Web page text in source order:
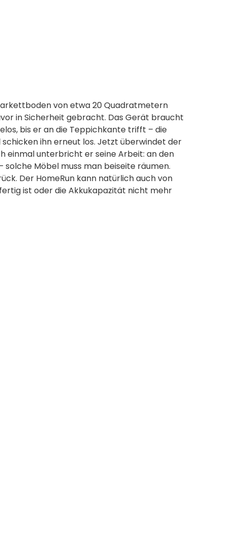
von etwa 20 Quadratmetern
in Sicherheit gebracht. Das Gerät braucht
bis er an die Teppichkante trifft – die
schicken ihn erneut los. Jetzt überwindet der
einmal unterbricht er seine Arbeit: an den
Möbel muss man beiseite räumen.
Der HomeRun kann natürlich auch von
ist oder die Akkukapazität nicht mehr